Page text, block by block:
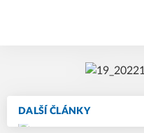
DALŠÍ ČLÁNKY